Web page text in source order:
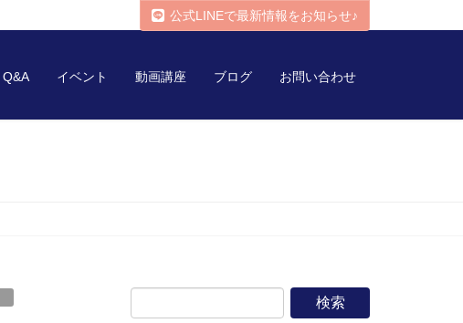
公式LINEで最新情報をお知らせ♪
Q&A イベント 動画講座 ブログ お問い合わせ